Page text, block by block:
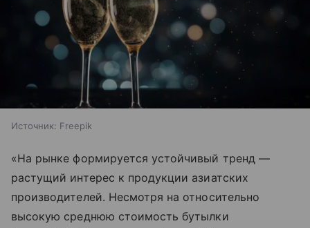
Источник: Freepik
«На рынке формируется устойчивый тренд —
растущий интерес к продукции азиатских
производителей. Несмотря на относительно
высокую среднюю стоимость бутылки